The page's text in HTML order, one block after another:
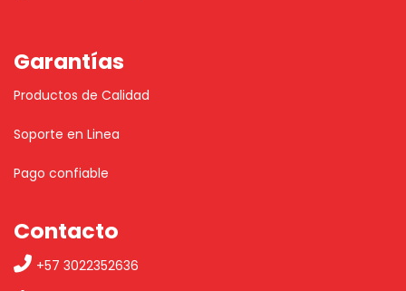
Garantías
Productos de Calidad
Soporte en Linea
Pago confiable
Contacto
+57 3022352636